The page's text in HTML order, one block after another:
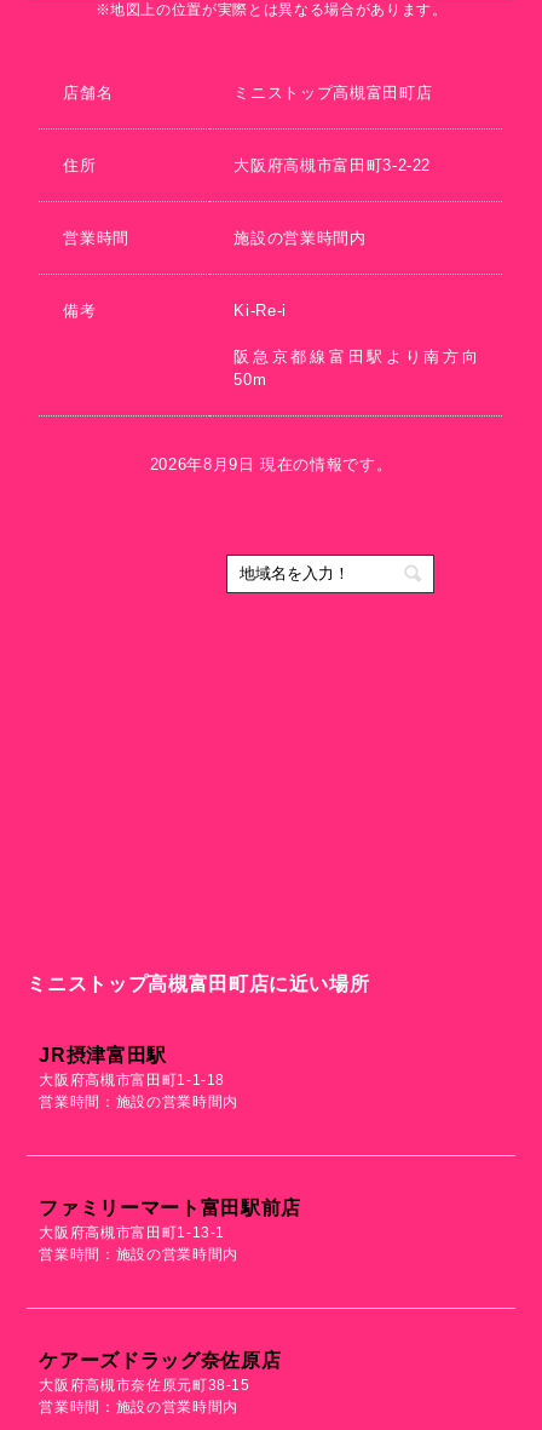
※地図上の位置が実際とは異なる場合があります。
店舗名 ミニストップ高槻富田町店
住所 大阪府高槻市富田町3-2-22
営業時間 施設の営業時間内
備考 Ki-Re-i
阪急京都線富田駅より南方向
50m
2026年8月9日 現在の情報です。
ミニストップ高槻富田町店に近い場所
JR摂津富田駅
大阪府高槻市富田町1-1-18
営業時間：施設の営業時間内
ファミリーマート富田駅前店
大阪府高槻市富田町1-13-1
営業時間：施設の営業時間内
ケアーズドラッグ奈佐原店
大阪府高槻市奈佐原元町38-15
営業時間：施設の営業時間内